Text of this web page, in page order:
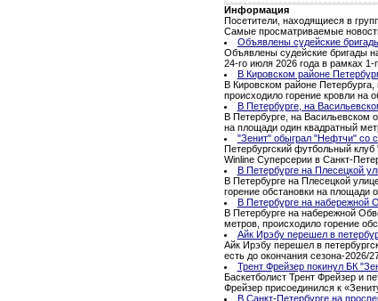
Информация
Посетители, находящиеся в
Самые просматриваемые
Объявлены судейские
Объявлены судейские бригады
24-го июля 2026 года в рамках
В Кировском районе
В Кировском районе
происходило горение кровли
В Петербурге, на
В Петербурге, на Васильевском
на площади один квадратный
"Зенит" обыграл "Нефтчи" со
Петербургский футбольный
Winline Суперсерии в Санкт-
В Петербурге на Плесецкой
В Петербурге на Плесецкой
горение обстановки на
В Петербурге на набережной
В Петербурге на набережной
метров, происходило горение
Айк Ирэбу перешел в
Айк Ирэбу перешел в
есть до окончания сезона-
Трент Фрейзер покинул БК
Баскетболист Трент Фрейзер и
Фрейзер присоединился к
В Санкт-Петербурге на